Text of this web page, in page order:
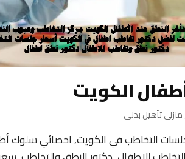
الكويت
تأهيل بدنى
التخاطب في الكويت, اخصائي سلوك